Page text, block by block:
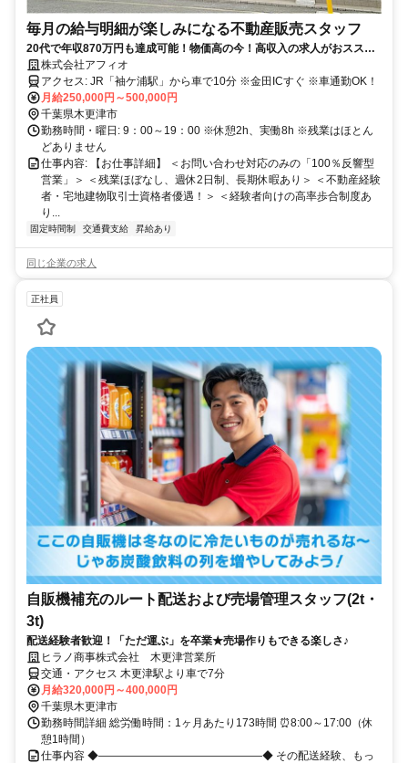
毎月の給与明細が楽しみになる不動産販売スタッフ
20代で年収870万円も達成可能！物価高の今！高収入の求人がおススメ
◎あなたのキャリアチェンジをサポートします。稼げる環境をスタッフ
全員でご用意致します。ノルマなし＆千葉県内屈指の高インセンティブ
の不動産会社です。
株式会社アフィオ
アクセス: JR「袖ケ浦駅」から車で10分 ※金田ICすぐ ※車通勤OK！
月給250,000円～500,000円
千葉県木更津市
勤務時間・曜日: 9：00～19：00 ※休憩2h、実働8h ※残業はほとん
どありません
仕事内容: 【お仕事詳細】 ＜お問い合わせ対応のみの「100％反響型
営業」＞ ＜残業ほぼなし、週休2日制、長期休暇あり＞ ＜不動産経験
者・宅地建物取引士資格者優遇！＞ ＜経験者向けの高率歩合制度あ
り...
固定時間制 交通費支給 昇給あり
同じ企業の求人
正社員
自販機補充のルート配送および売場管理スタッフ(2t・
3t)
配送経験者歓迎！「ただ運ぶ」を卒業★売場作りもできる楽しさ♪
ヒラノ商事株式会社 木更津営業所
交通・アクセス 木更津駅より車で7分
月給320,000円～400,000円
千葉県木更津市
勤務時間詳細 総労働時間：1ヶ月あたり173時間 ⏰8:00～17:00（休
憩1時間）
仕事内容 ◆―――――――――――――――◆ その配送経験、もっ